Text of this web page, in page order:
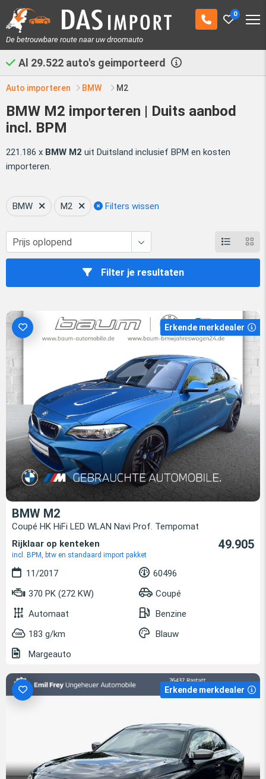
0
De betrouwbare route naar uw droomauto
Al 29.522 auto's geimporteerd
Auto importeren BMW M2
BMW M2 importeren | Duits aanbod
incl. BPM
221.186 x BMW M2 uit Duitsland inclusief BPM en kosten
importeren.
BMW M2 Filters wissen
Filter je resultaten
Erkende merkdealer
BMW M2
Coupé HK HiFi LED WLAN Navi Prof. Tempomat
Rijklaar op kenteken
incl. BPM, btw en standaard import pakket
49.905
11/2017
60496
370 PK (272 KW)
Coupé
Automaat
Benzine
183 g/km
Blauw
Margeauto
Erkende merkdealer